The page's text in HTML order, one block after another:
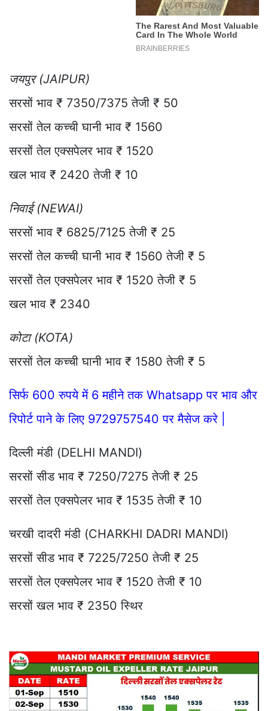
जयपुर (JAIPUR)
सरसों भाव ₹ 7350/7375 तेजी ₹ 50
सरसों तेल कच्ची घानी भाव ₹ 1560
सरसों तेल एक्सपेलर भाव ₹ 1520
खल भाव ₹ 2420 तेजी ₹ 10
निवाई (NEWAI)
सरसों भाव ₹ 6825/7125 तेजी ₹ 25
सरसों तेल कच्ची घानी भाव ₹ 1560 तेजी ₹ 5
सरसों तेल एक्सपेलर भाव ₹ 1520 तेजी ₹ 5
खल भाव ₹ 2340
कोटा (KOTA)
सरसों तेल कच्ची घानी भाव ₹ 1580 तेजी ₹ 5
सिर्फ 600 रुपये में 6 महीने तक Whatsapp पर भाव और
रिपोर्ट पाने के लिए 9729757540 पर मैसेज करे |
दिल्ली मंडी (DELHI MANDI)
सरसों सीड भाव ₹ 7250/7275 तेजी ₹ 25
सरसों तेल एक्सपेलर भाव ₹ 1535 तेजी ₹ 10
चरखी दादरी मंडी (CHARKHI DADRI MANDI)
सरसों सीड भाव ₹ 7225/7250 तेजी ₹ 25
सरसों तेल एक्सपेलर भाव ₹ 1520 तेजी ₹ 10
सरसों खल भाव ₹ 2350 स्थिर